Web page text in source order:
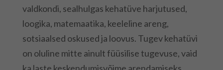
valdkondi, sealhulgas kehatüve harjutused,
loogika, matemaatika, keeleline areng,
sotsiaalsed oskused ja loovus. Tugev kehatüvi
on oluline mitte ainult füüsilise tugevuse, vaid